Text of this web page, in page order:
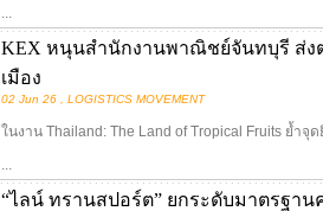
...
KEX หนุนสำนักงานพาณิชย์จันทบุรี ส่ง
เมือง
02 Jun 26 , LOGISTICS MOVEMENT
ในงาน Thailand: The Land of Tropical Fruits ย้ำ
...
“ไลน์ ทรานสปอร์ต” ยกระดับมาตรฐา